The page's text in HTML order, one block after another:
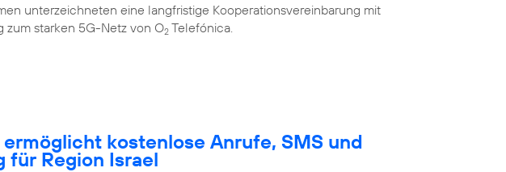
unterzeichneten eine langfristige Kooperationsvereinbarung mit
zum starken 5G-Netz von O2 Telefónica.
kostenlose Anrufe, SMS und
für Region Israel